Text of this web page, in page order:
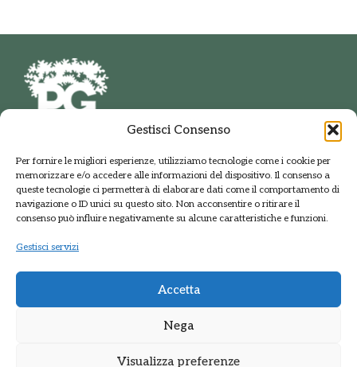
Gestisci Consenso
Per fornire le migliori esperienze, utilizziamo tecnologie come i cookie per
memorizzare e/o accedere alle informazioni del dispositivo. Il consenso a
queste tecnologie ci permetterà di elaborare dati come il comportamento di
navigazione o ID unici su questo sito. Non acconsentire o ritirare il
consenso può influire negativamente su alcune caratteristiche e funzioni.
Gestisci servizi
Accetta
Nega
Visualizza preferenze
PARCO DELLE GROANE
E DELLA BRUGHIERA BRIANTEA
Via della Polveriera, 2
20033 Solaro Milano
Tel.: +39 02 9698141
PEC: protocolloparcogroane@promopec.it
Regione Lombardia
Sistema parchi